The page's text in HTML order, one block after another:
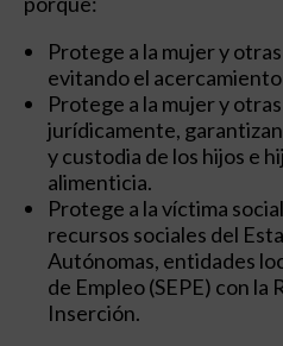
Protege a la mujer y
evitando el
Protege a la mujer y
jurídicamente,
y custodia de los hijos e
alimenticia.
Protege a la víctima
recursos sociales del
Autónomas, entidades
de Empleo (SEPE) con la
Inserción.